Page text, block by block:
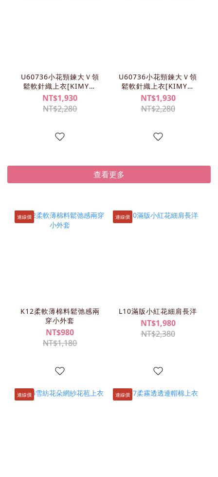
U60736小花頸鍊大Ｖ領
鬆軟針織上衣[KIMY清
單]
NT$1,930
NT$2,280
U60736小花頸鍊大Ｖ領
鬆軟針織上衣[KIMY清
單]
NT$1,930
NT$2,280
查看更多
連線價
K12柔軟薄棉料鬆弛感兩
穿小外套
NT$980
NT$1,180
連線價
L10滿版小紅花細肩長洋
NT$1,980
NT$2,380
連線價 連線價